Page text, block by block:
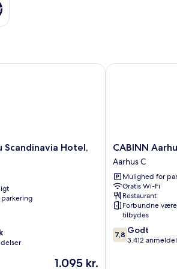
Scandinavia Hotel,
Prisen
1.095 kr.
Hotel, Aarhus
CABINN
Aarhus
Hotel
Aarhus
C
CABINN
Aarhus C
Mulighed for
Gratis Wi-Fi
Restaurant
Forbundne
tilbydes
7.8
ud
7,8 Godt
3.412
CABINN Aarhus